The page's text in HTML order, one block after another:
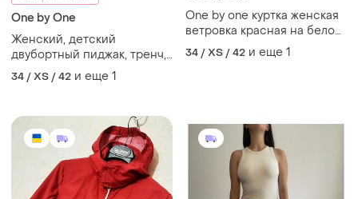
One by One
Женский, детский
двубортный пиджак, тренч,
плащ, жакет
34 / XS / 42 и еще 1
One by one куртка женская
ветровка красная на белой
подкладке с капюшоном
осень/весна 42 44
34 / XS / 42 и еще 1